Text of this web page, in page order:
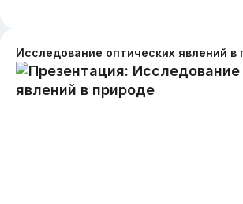
Исследование оптических явлений в